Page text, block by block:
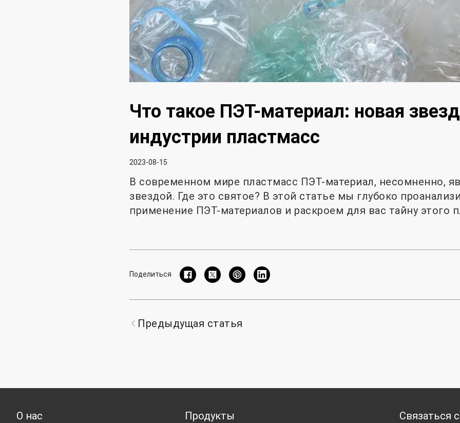
Что такое ПЭТ-материал: новая
индустрии пластмасс
2023-08-15
В современном мире пластмасс ПЭТ-материал, несомненно,
звездой. Где это святое? В этой статье мы глубоко
применение ПЭТ-материалов и раскроем для вас тайну этого
Поделиться
Предыдущая статья
О нас
Продукты
Связаться